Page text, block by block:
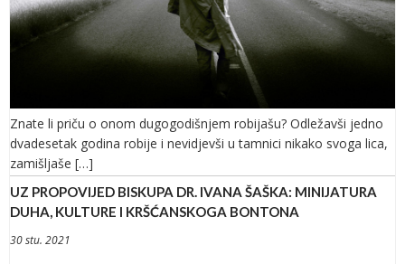
Znate li priču o onom dugogodišnjem robijašu? Odležavši jedno
dvadesetak godina robije i nevidjevši u tamnici nikako svoga lica,
zamišljaše […]
UZ PROPOVIJED BISKUPA DR. IVANA ŠAŠKA: MINIJATURA
DUHA, KULTURE I KRŠĆANSKOGA BONTONA
30 stu. 2021